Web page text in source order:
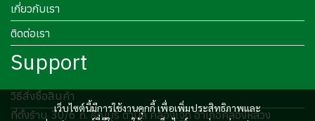
เว็บไซต์นี้มีการใช้งานคุกกี้ เพื่อเพิ่มประสิทธิภาพและ
เกี่ยวกับเรา
ติดต่อเรา
Support
วิธีสั่งซื้อสินค้า
ที่ตั้งร้าน 30/6 ถ. ธัญบุรี ตำบล คลองเจ็ด อำเภอคลองหลวง